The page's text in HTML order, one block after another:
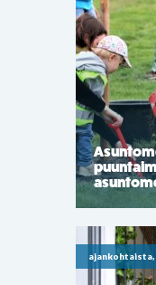
ajankohtaista,